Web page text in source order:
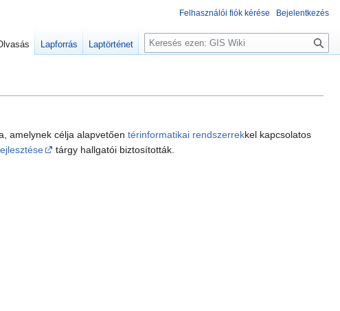
amelynek célja alapvetően térinformatikai rendszerrekkel kapcsolatos
tárgy hallgatói biztosították.
Felhasználói fiók kérése Bejelentkezés
Lapforrás Laptörténet
K
e
s
s